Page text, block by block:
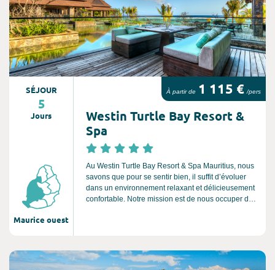
SÉJOUR
5
Jours
Maurice ouest
À partir de 1 115 € /pers
Westin Turtle Bay Resort &
Spa
Au Westin Turtle Bay Resort & Spa Mauritius, nous
savons que pour se sentir bien, il suffit d’évoluer
dans un environnement relaxant et délicieusement
confortable. Notre mission est de nous occuper de
monde de tranquillité.
Consultez l'offre de voyage